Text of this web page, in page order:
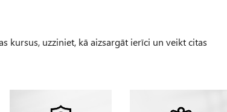
kursus, uzziniet, kā aizsargāt ierīci un veikt citas